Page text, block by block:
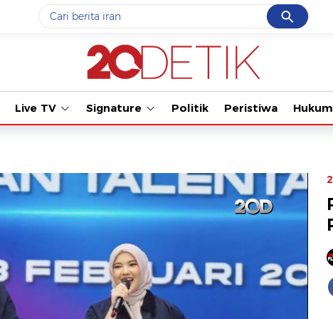
Cancel
Yang sedang ramai dicari
gempa hari ini
#3gempa
#5prabowo
Promoted
Terakhir yang dicari
Loading...
Live TV Signature Politik Peristiwa Hukum